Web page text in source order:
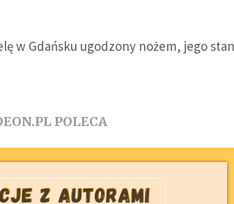
w Gdańsku ugodzony nożem, jego
POLECA